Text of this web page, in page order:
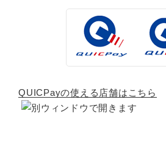
QUICPayの使える店舗はこちら